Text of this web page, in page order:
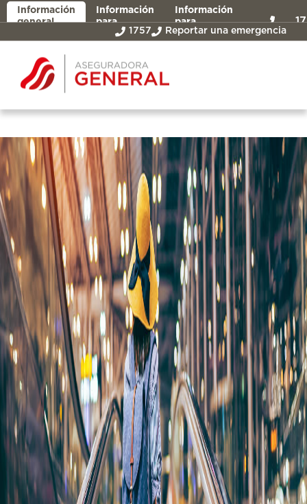
Información
general
Información
para
asegurados
Información
para
intermediarios
1757 Reportar una emergencia